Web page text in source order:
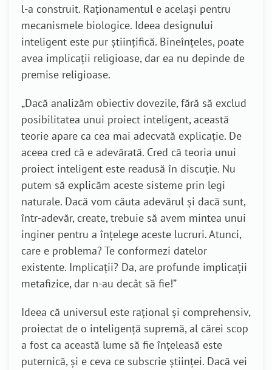
l-a construit. Raționamentul e același pentru
mecanismele biologice. Ideea designului
inteligent este pur științifică. Bineînțeles, poate
avea implicații religioase, dar ea nu depinde de
premise religioase.
„Dacă analizăm obiectiv dovezile, fără să exclud
posibilitatea unui proiect inteligent, această
teorie apare ca cea mai adecvată explicație. De
aceea cred că e adevărată. Cred că teoria unui
proiect inteligent este readusă în discuție. Nu
putem să explicăm aceste sisteme prin legi
naturale. Dacă vom căuta adevărul și dacă sunt,
într-adevăr, create, trebuie să avem mintea unui
inginer pentru a înțelege aceste lucruri. Atunci,
care e problema? Te conformezi datelor
existente. Implicații? Da, are profunde implicații
metafizice, dar n-au decât să fie!”
Ideea că universul este rațional și comprehensiv,
proiectat de o inteligență supremă, al cărei scop
a fost ca această lume să fie înțeleasă este
puternică, și e ceva ce subscrie științei. Dacă vei